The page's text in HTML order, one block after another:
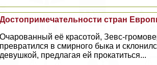
Достопримечательности стран
Очарованный её красотой, Зевс-
превратился в смирного быка и
дeвyшкой, предлагая ей прокатиться...